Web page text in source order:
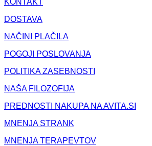
KONTAKT
DOSTAVA
NAČINI PLAČILA
POGOJI POSLOVANJA
POLITIKA ZASEBNOSTI
NAŠA FILOZOFIJA
PREDNOSTI NAKUPA NA AVITA.SI
MNENJA STRANK
MNENJA TERAPEVTOV